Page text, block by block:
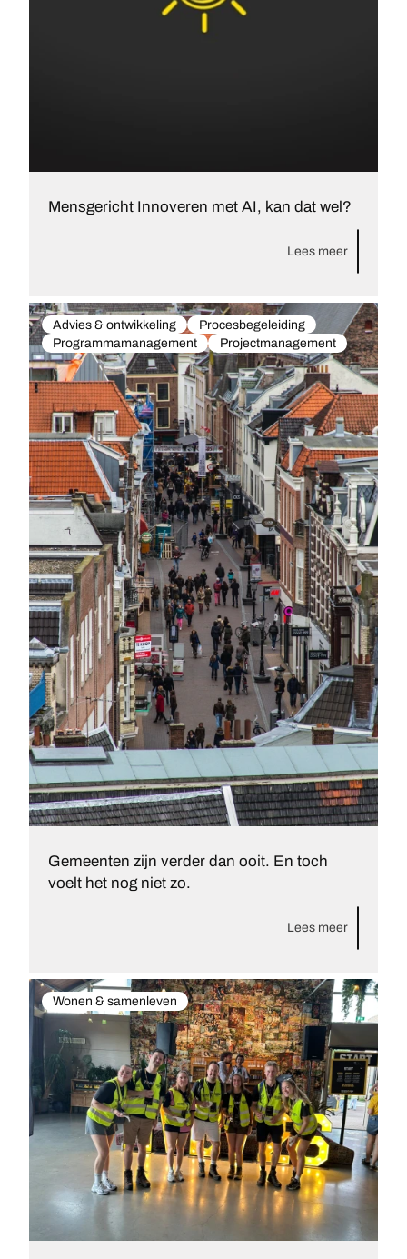
Mensgericht Innoveren met AI, kan dat wel?
Lees meer
Advies & ontwikkeling
Procesbegeleiding
Programmamanagement
Projectmanagement
Gemeenten zijn verder dan ooit. En toch
voelt het nog niet zo.
Lees meer
Wonen & samenleven